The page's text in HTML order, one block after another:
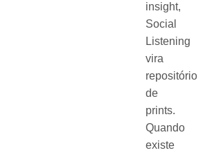
insight,
Social
Listening
vira
repositório
de
prints.
Quando
existe